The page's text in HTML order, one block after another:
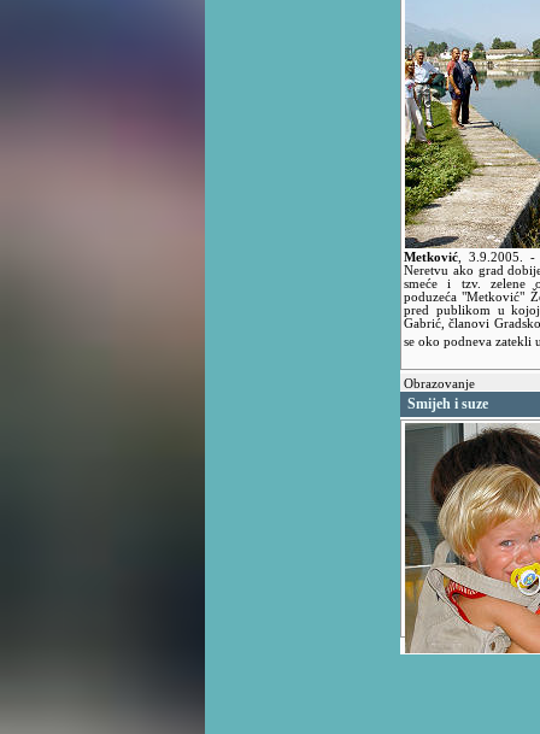
Metković 3.9.2005. -
Neretvu ako grad
smeće i tzv. zelene
poduzeća "Metković"
pred publikom u
Gabrić, članovi
se oko podneva zatekli
Obrazovanje
Smijeh i suze